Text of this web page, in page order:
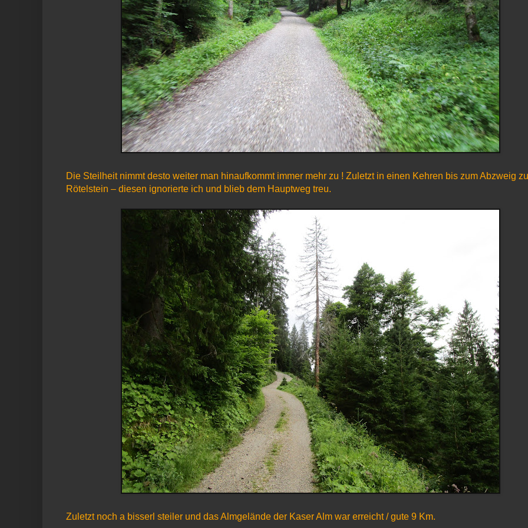
Die Steilheit nimmt desto weiter man hinaufkommt immer mehr zu ! Zuletzt in einen Kehren bis zum Abzweig
Rötelstein – diesen ignorierte ich und blieb dem Hauptweg treu.
Zuletzt noch a bisserl steiler und das Almgelände der Kaser Alm war erreicht / gute 9 Km.